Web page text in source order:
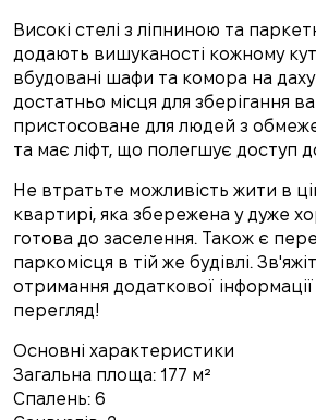
Високі стелі з ліпниною та
додають вишуканості кожному
вбудовані шафи та комора на
достатньо місця для зберігання
пристосоване для людей з
та має ліфт, що полегшує доступ до
Не втратьте можливість жити в
квартирі, яка збережена у дуже
готова до заселення. Також є
паркомісця в тій же будівлі.
отримання додаткової
перегляд!
Основні характеристики
Загальна площа: 177 м²
Спалень: 6